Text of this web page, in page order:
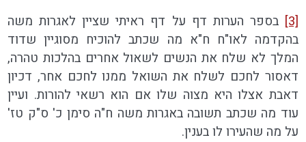
[3] בספר הערות דף על דף ראיתי שציין לאגרות משה
בהקדמה לאו"ח ח"א מה שכתב להוכיח מסוגיין שדוד
המלך לא שלח את הנשים לשאול אחרים בהלכות טהרה,
דאסור לחכם לשלח את השואל ממנו לחכם אחר, דכיון
דאבת אצלו היא מצוה שלו אם הוא רשאי להורות. ועיין
עוד מה שכתב תשובה באגרות משה ח"ה סימן כ' ס"ק טז'
על מה שהעירו לו בענין.